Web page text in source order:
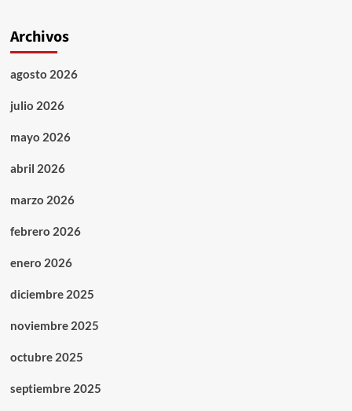
Archivos
agosto 2026
julio 2026
mayo 2026
abril 2026
marzo 2026
febrero 2026
enero 2026
diciembre 2025
noviembre 2025
octubre 2025
septiembre 2025